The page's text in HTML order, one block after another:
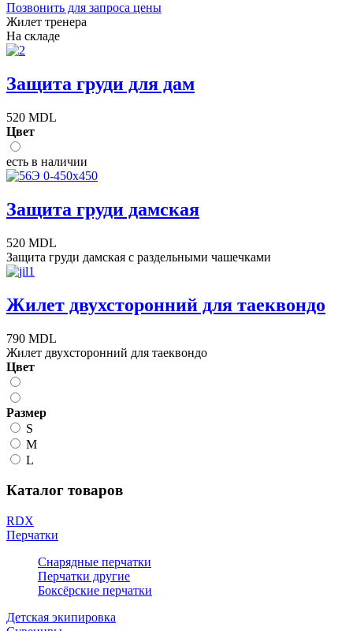
Позвонить для запроса цены
Жилет тренера
На складе
Защита груди для дам
520 MDL
Цвет
есть в наличии
Защита груди дамская
520 MDL
Защита груди дамская с раздельными чашечками
Жилет двухсторонний для таеквондо
790 MDL
Жилет двухсторонний для таеквондо
Цвет
Размер
S
M
L
Каталог товаров
RDX
Перчатки
Снарядные перчатки
Перчатки другие
Боксёрские перчатки
Детская экипировка